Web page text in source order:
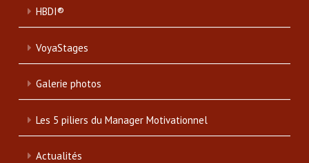
HBDI®
VoyaStages
Galerie photos
Les 5 piliers du Manager Motivationnel
Actualités